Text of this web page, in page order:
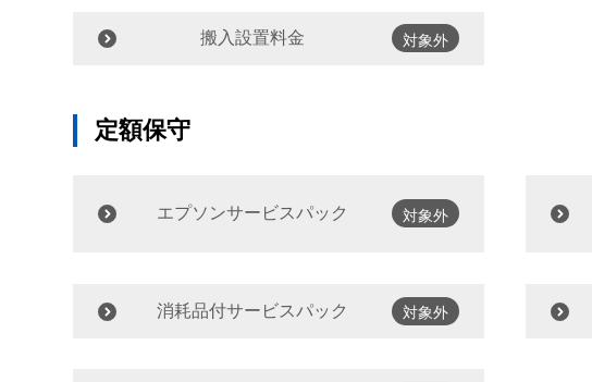
搬入設置料金 対象外
定額保守
エプソンサービスパック 対象外
消耗品付サービスパック 対象外